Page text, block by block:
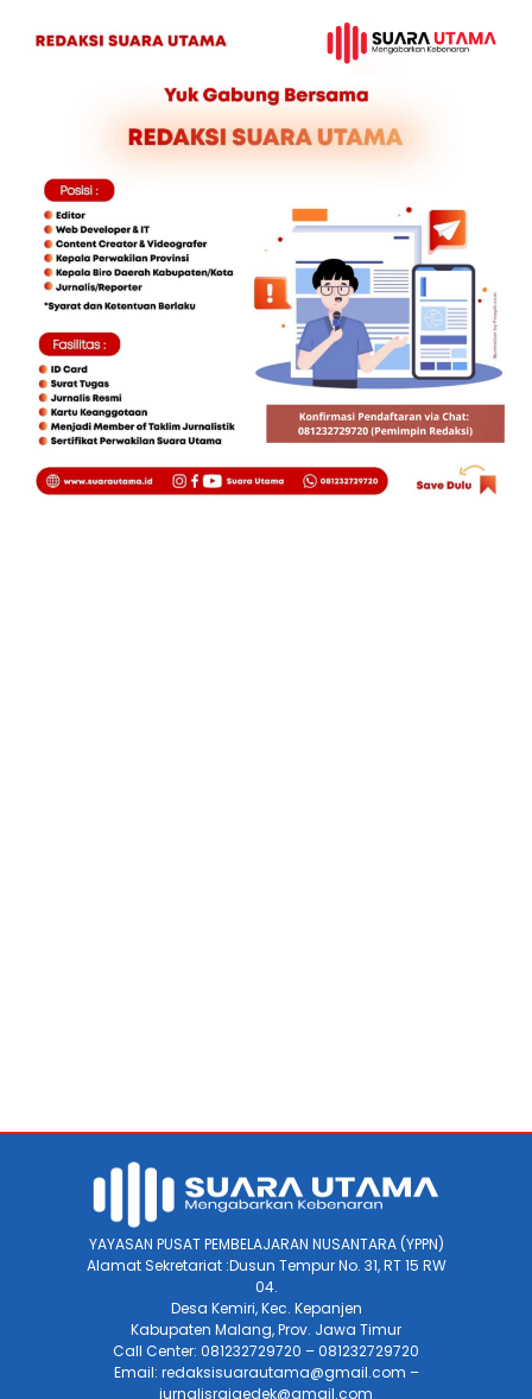
YAYASAN PUSAT PEMBELAJARAN NUSANTARA (YPPN)
Alamat Sekretariat :Dusun Tempur No. 31, RT 15 RW
04.
Desa Kemiri, Kec. Kepanjen
Kabupaten Malang, Prov. Jawa Timur
Call Center: 081232729720 – 081232729720
Email: redaksisuarautama@gmail.com –
jurnalisraigedek@gmail.com